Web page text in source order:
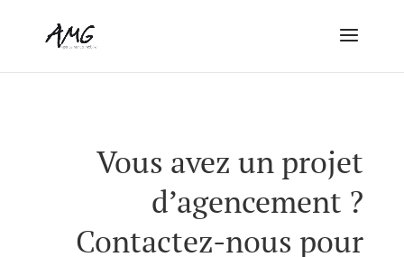
Vous avez un projet
d’agencement ?
Contactez-nous pour